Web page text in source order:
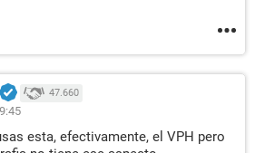
47.660
esta, efectivamente, el VPH pero